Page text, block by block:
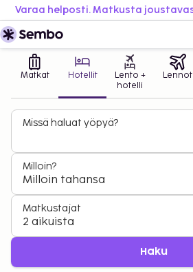
Matkat Hotellit
Lento +
hotelli
Lennot
Missä haluat yöpyä?
Milloin?
Milloin tahansa
Matkustajat
2 aikuista
Haku